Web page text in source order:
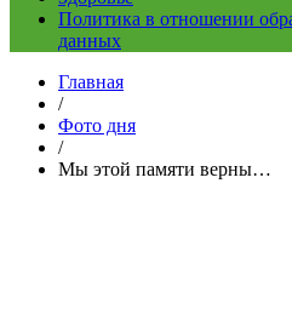
Политика в отношении
данных
Главная
/
Фото дня
/
Мы этой памяти верны…